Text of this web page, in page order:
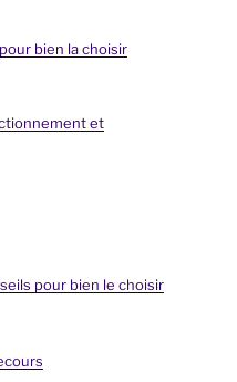
bien la choisir
et
pour bien le choisir